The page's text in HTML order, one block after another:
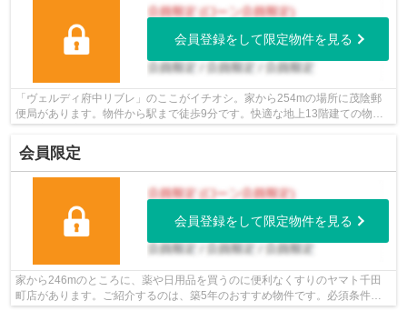
会員登録をして限定物件を見る
「ヴェルディ府中リブレ」のここがイチオシ。家から254mの場所に茂陰郵
便局があります。物件から駅まで徒歩9分です。快適な地上13階建ての物
会員限定
会員登録をして限定物件を見る
家から246mのところに、薬や日用品を買うのに便利なくすりのヤマト千田
町店があります。ご紹介するのは、築5年のおすすめ物件です。必須条件と